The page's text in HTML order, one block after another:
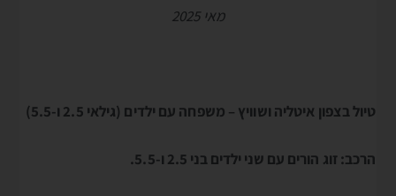
מאי 2025
טיול בצפון איטליה ושוויץ – משפחה עם ילדים (גילאי 2.5 ו-5.5)
הרכב: זוג הורים עם שני ילדים בני 2.5 ו-5.5.